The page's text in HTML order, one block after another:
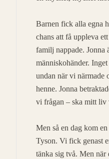
Barnen fick alla egna
chans att få uppleva
familj nappade. Jonna
människohänder.
undan när vi närmade
henne. Jonna
vi frågan – ska mitt liv
Men så en dag kom
Tyson. Vi fick genast
tänka sig två. Men när